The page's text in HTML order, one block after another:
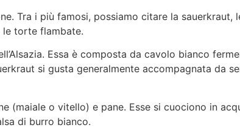
Tra i più famosi, possiamo citare la sauerkraut,
le torte flambate.
Essa è composta da cavolo bianco
si gusta generalmente accompagnata da
(maiale o vitello) e pane. Esse si cuociono in
di burro bianco.